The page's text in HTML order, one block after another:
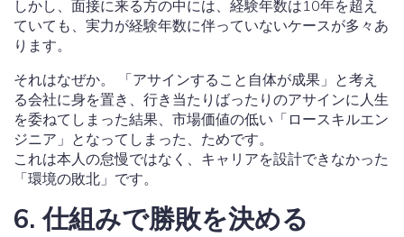
しかし、面接に来る方の中には、経験年数は10年を超え
ていても、実力が経験年数に伴っていないケースが多々あ
ります。
それはなぜか。 「アサインすること自体が成果」と考え
る会社に身を置き、行き当たりばったりのアサインに人生
を委ねてしまった結果、市場価値の低い「ロースキルエン
ジニア」となってしまった、ためです。
これは本人の怠慢ではなく、キャリアを設計できなかった
「環境の敗北」です。
6. 仕組みで勝敗を決める